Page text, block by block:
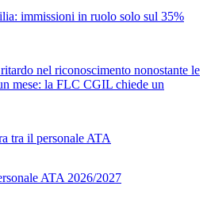
immissioni in ruolo solo sul 35%
nel riconoscimento nonostante le
mese: la FLC CGIL chiede un
tra il personale ATA
ATA 2026/2027